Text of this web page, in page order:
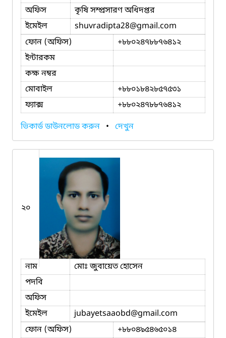
অফিস
কৃষি সম্প্রসারণ অধিদপ্তর
ইমেইল
shuvradipta28@gmail.com
ফোন (অফিস)
+৮৮০২৪৭৮৮৭৬৪১২
ইন্টারকম
কক্ষ নম্বর
মোবাইল
+৮৮০১৮৪২৮৫৭৫৩১
ফ্যাক্স
+৮৮০২৪৭৮৮৭৬৪১২
ভিকার্ড ডাউনলোড করুন • দেখুন
২০
নাম
মোঃ জুবায়েত হোসেন
পদবি
অফিস
ইমেইল
jubayetsaaobd@gmail.com
ফোন (অফিস)
+৮৮০৪৯৫৪৬৫০১৪